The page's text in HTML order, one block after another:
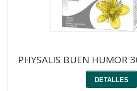
PHYSALIS BUEN HUMOR
DETALLES